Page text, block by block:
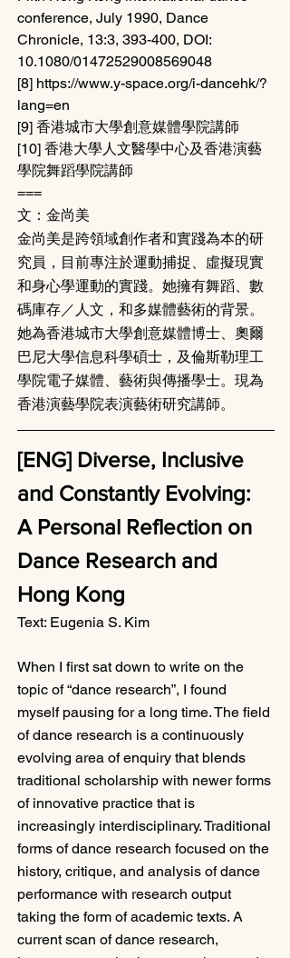
conference, July 1990, Dance
Chronicle, 13:3, 393-400, DOI:
10.1080/01472529008569048
[8] https://www.y-space.org/i-dancehk/?
lang=en
[9] 香港城市大學創意媒體學院講師
[10] 香港大學人文醫學中心及香港演藝
學院舞蹈學院講師
===
文：金尚美
金尚美是跨領域創作者和實踐為本的研
究員，目前專注於運動捕捉、虛擬現實
和身心學運動的實踐。她擁有舞蹈、數
碼庫存／人文，和多媒體藝術的背景。
她為香港城市大學創意媒體博士、奧爾
巴尼大學信息科學碩士，及倫斯勒理工
學院電子媒體、藝術與傳播學士。現為
香港演藝學院表演藝術研究講師。
[ENG] Diverse, Inclusive
and Constantly Evolving:
A Personal Reflection on
Dance Research and
Hong Kong
Text: Eugenia S. Kim
When I first sat down to write on the
topic of “dance research”, I found
myself pausing for a long time. The field
of dance research is a continuously
evolving area of enquiry that blends
traditional scholarship with newer forms
of innovative practice that is
increasingly interdisciplinary. Traditional
forms of dance research focused on the
history, critique, and analysis of dance
performance with research output
taking the form of academic texts. A
current scan of dance research,